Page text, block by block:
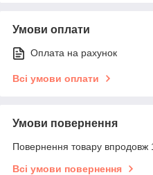
Умови оплати
Оплата на рахунок
Всі умови оплати
Умови повернення
Повернення товару впродовж
Всі умови повернення